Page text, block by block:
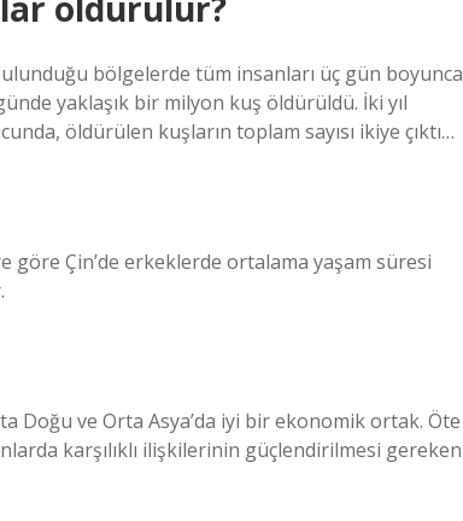
bölgelerde tüm insanları üç gün boyunca
yaklaşık bir milyon kuş öldürüldü. İki yıl
öldürülen kuşların toplam sayısı ikiye çıktı…
göre Çin’de erkeklerde ortalama yaşam süresi
Doğu ve Orta Asya’da iyi bir ekonomik ortak. Öte
karşılıklı ilişkilerinin güçlendirilmesi gereken